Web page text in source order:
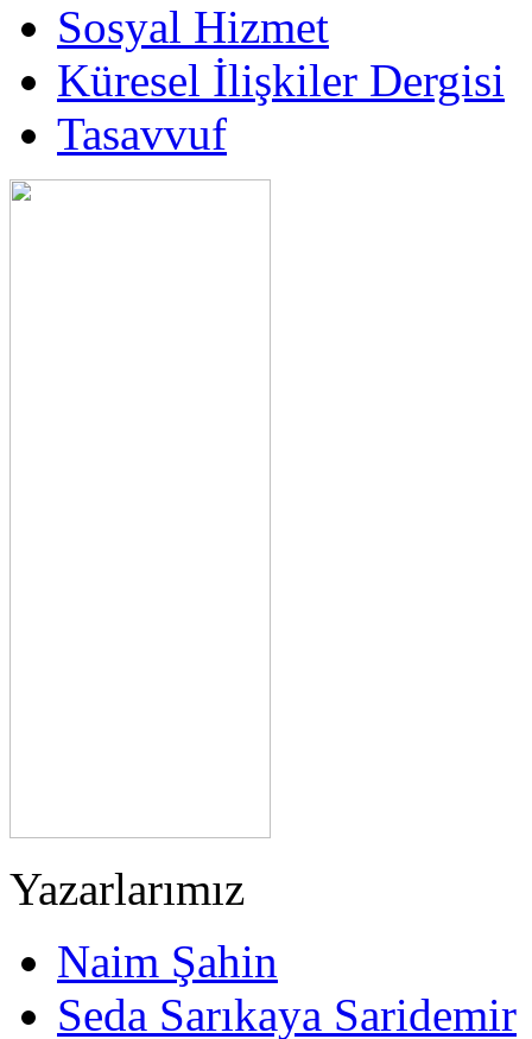
Sosyal Hizmet
Küresel İlişkiler Dergisi
Tasavvuf
Yazarlarımız
Naim Şahin
Seda Sarıkaya Saridemir